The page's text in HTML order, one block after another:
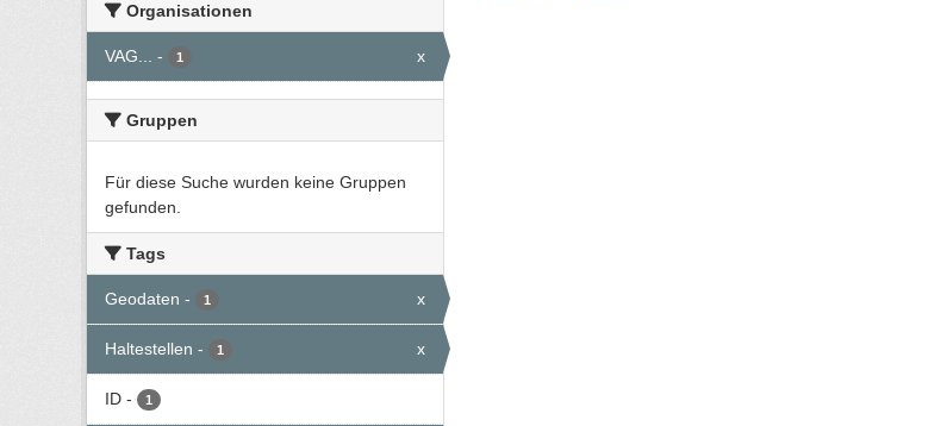
Organisationen
VAG... - 1 x
Gruppen
Für diese Suche wurden keine Gruppen
gefunden.
Tags
Geodaten - 1 x
Haltestellen - 1 x
ID - 1